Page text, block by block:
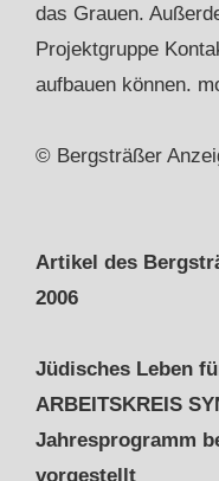
das Grauen.
Projektgruppe
aufbauen können.
© Bergsträßer
Artikel des
2006
Jüdisches Leben
ARBEITSKREIS
Jahresprogramm
vorgestellt